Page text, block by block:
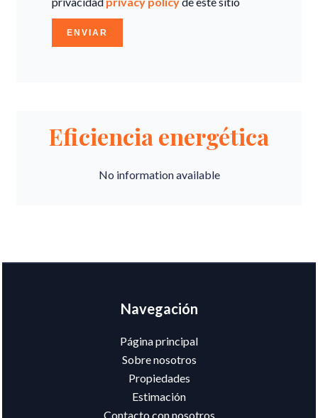
ENVIAR
Eficiencia energética
No information available
Navegación
Página principal
Sobre nosotros
Propiedades
Estimación
Contacto con nosotros